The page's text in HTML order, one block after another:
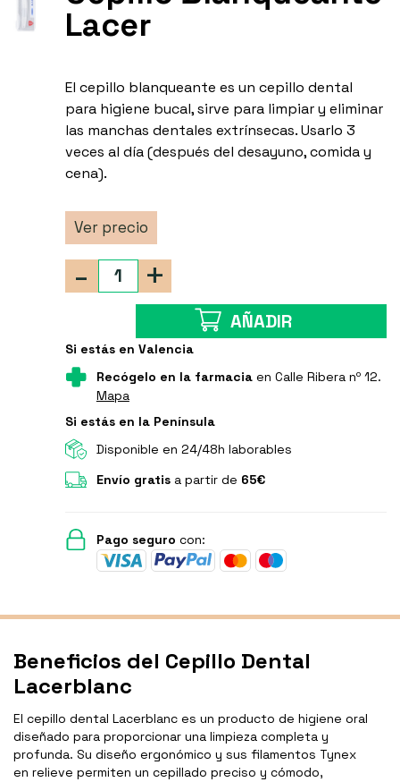
Lacer
El cepillo blanqueante es un cepillo dental
para higiene bucal, sirve para limpiar y eliminar
las manchas dentales extrínsecas. Usarlo 3
veces al día (después del desayuno, comida y
cena).
Ver precio
+
-
AÑADIR
Si estás en Valencia
Recógelo en la farmaciaen Calle Ribera nº 12.
Mapa
Si estás en la Península
Disponible en 24/48h laborables
Envío gratisa partir de 65€
Pago seguro con:
Beneficios del Cepillo Dental
Lacerblanc
El cepillo dental Lacerblanc es un producto de higiene oral
diseñado para proporcionar una limpieza completa y
profunda. Su diseño ergonómico y sus filamentos Tynex
en relieve permiten un cepillado preciso y cómodo,